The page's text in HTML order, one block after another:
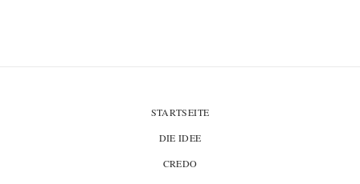
STARTSEITE
DIE IDEE
CREDO